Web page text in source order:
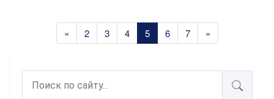
« 2 3 4 5 6 7 »